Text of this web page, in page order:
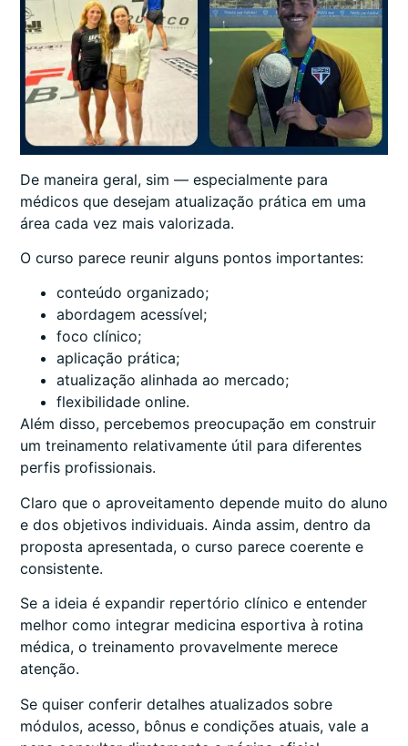
De maneira geral, sim — especialmente para
médicos que desejam atualização prática em uma
área cada vez mais valorizada.
O curso parece reunir alguns pontos importantes:
conteúdo organizado;
abordagem acessível;
foco clínico;
aplicação prática;
atualização alinhada ao mercado;
flexibilidade online.
Além disso, percebemos preocupação em construir
um treinamento relativamente útil para diferentes
perfis profissionais.
Claro que o aproveitamento depende muito do aluno
e dos objetivos individuais. Ainda assim, dentro da
proposta apresentada, o curso parece coerente e
consistente.
Se a ideia é expandir repertório clínico e entender
melhor como integrar medicina esportiva à rotina
médica, o treinamento provavelmente merece
atenção.
Se quiser conferir detalhes atualizados sobre
módulos, acesso, bônus e condições atuais, vale a